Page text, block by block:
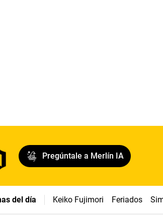
Pregúntale a Merlín IA
del día Keiko Fujimori Feriados